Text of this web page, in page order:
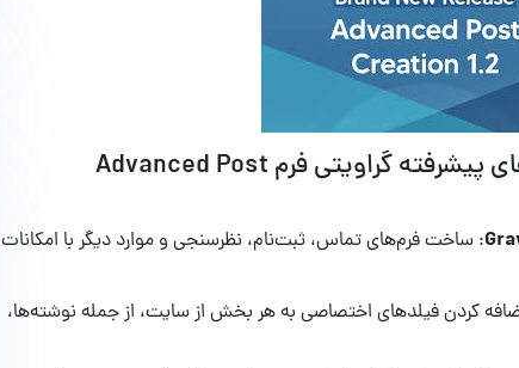
ویژگی‌های کلیدی افزونه پست های پیشرفته گراویتی فرم Advanced Post
: ساخت فرم‌های تماس، ثبت‌نام، نظرسنجی و موارد دیگر با امکانات
کردن فیلدهای اختصاصی به هر بخش از سایت، از جمله نوشته‌ها،